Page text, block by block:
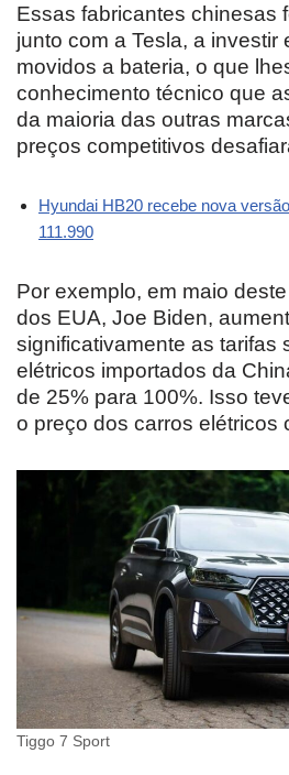
Essas fabricantes chinesas
junto com a Tesla, a investir
movidos a bateria, o que
conhecimento técnico que
da maioria das outras
preços competitivos
Hyundai HB20 recebe nova
111.990
Por exemplo, em maio
dos EUA, Joe Biden,
significativamente as tarifas
elétricos importados da
de 25% para 100%. Isso
o preço dos carros elétricos
Tiggo 7 Sport